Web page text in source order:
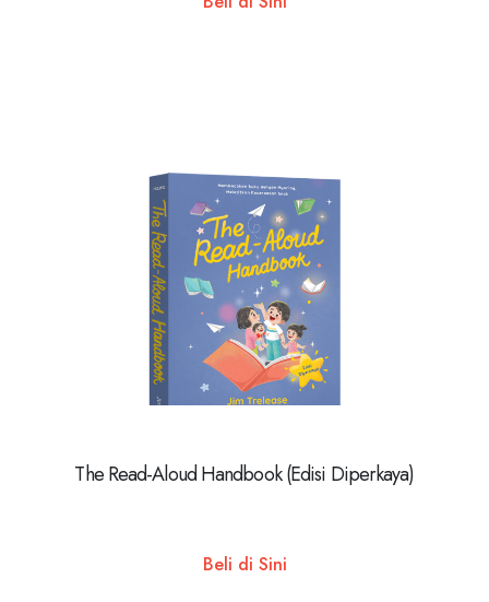
The Read-Aloud Handbook (Edisi Diperkaya)
Beli di Sini